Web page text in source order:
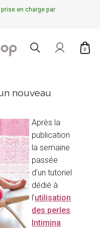
en charge par
0
nouveau
Après la
publication
la semaine
passée
d’un tutoriel
dédié à
l’utilisation
des perles
Intimina